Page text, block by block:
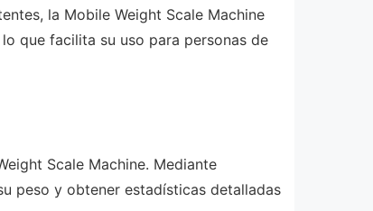
la Mobile Weight Scale Machine
que facilita su uso para personas de
Scale Machine. Mediante
peso y obtener estadísticas detalladas